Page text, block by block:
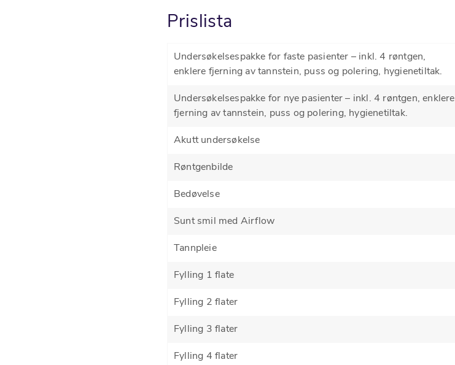
Prislista
Undersøkelsespakke for faste pasienter – inkl. 4 røntgen,
enklere fjerning av tannstein, puss og polering, hygienetiltak.
Undersøkelsespakke for nye pasienter – inkl. 4 røntgen, enklere
fjerning av tannstein, puss og polering, hygienetiltak.
Akutt undersøkelse
Røntgenbilde
Bedøvelse
Sunt smil med Airflow
Tannpleie
Fylling 1 flate
Fylling 2 flater
Fylling 3 flater
Fylling 4 flater